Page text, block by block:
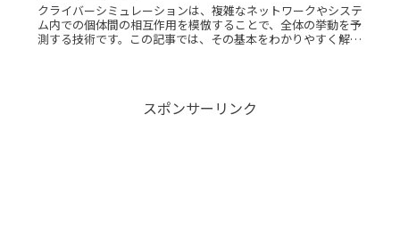
クライバーシミュレーションは、複雑なネットワークやシステ
ム内での個体間の相互作用を模倣することで、全体の挙動を予
測する技術です。この記事では、その基本をわかりやすく解説
スポンサーリンク